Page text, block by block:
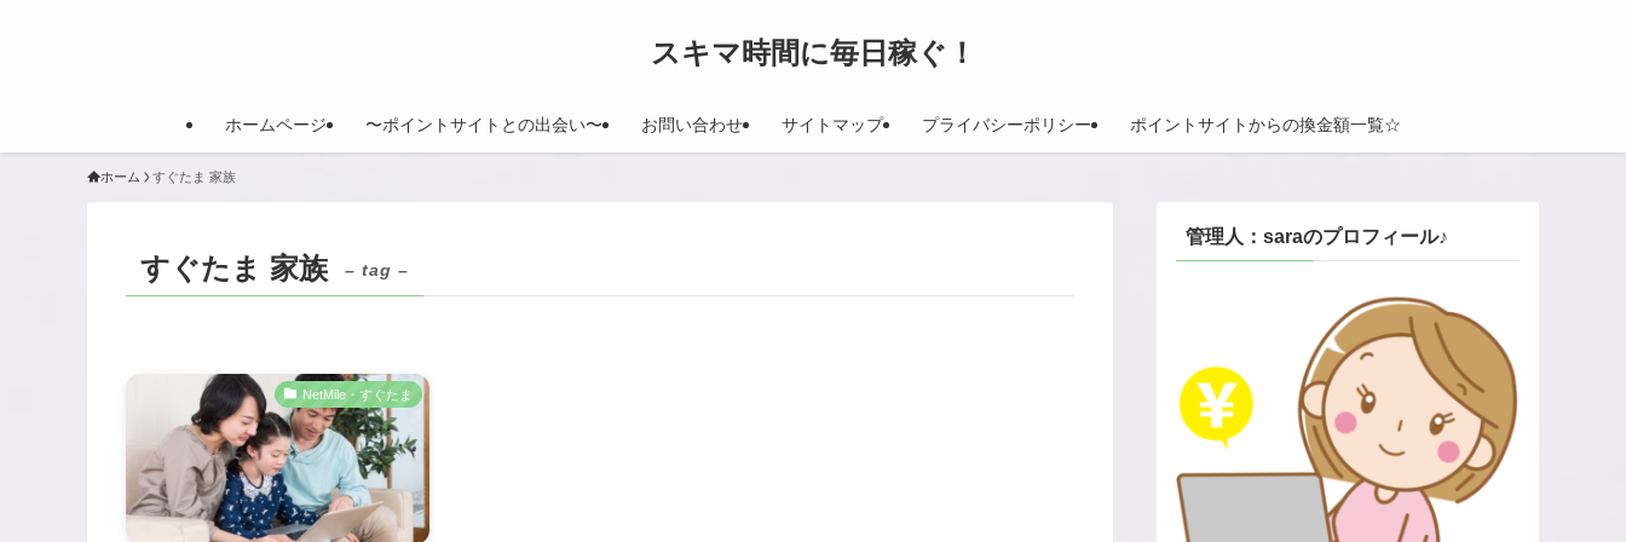
スキマ時間に毎日稼ぐ！
ホームページ 〜ポイントサイトとの出会い〜 お問い合わせ サイトマップ プライバシーポリシー ポイントサイトからの換金額一覧☆
ホーム すぐたま 家族
すぐたま 家族 – tag –
NetMile・すぐたま
管理人：saraのプロフィール♪